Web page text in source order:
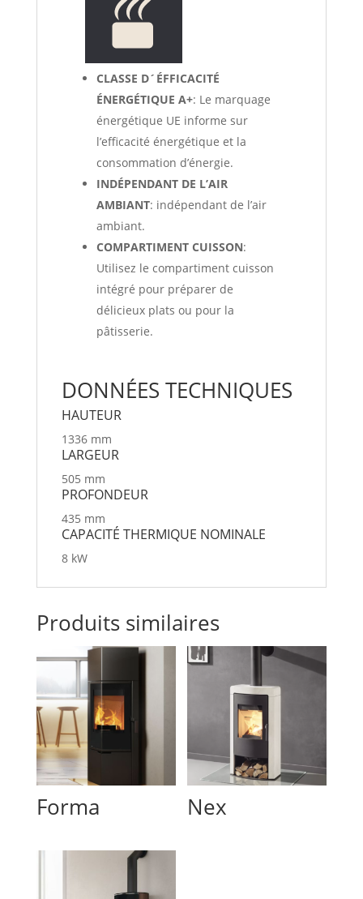
CLASSE D´ÉFFICACITÉ
ÉNERGÉTIQUE A+: Le marquage
énergétique UE informe sur
l’efficacité énergétique et la
consommation d’énergie.
INDÉPENDANT DE L’AIR
AMBIANT: indépendant de l’air
ambiant.
COMPARTIMENT CUISSON:
Utilisez le compartiment cuisson
intégré pour préparer de
délicieux plats ou pour la
pâtisserie.
DONNÉES TECHNIQUES
HAU­TEUR
1336 mm
LARGEUR
505 mm
PRO­FONDEUR
435 mm
CAPAC­ITÉ THER­MIQUE NOM­I­NALE
8 kW
Produits similaires
Forma Nex